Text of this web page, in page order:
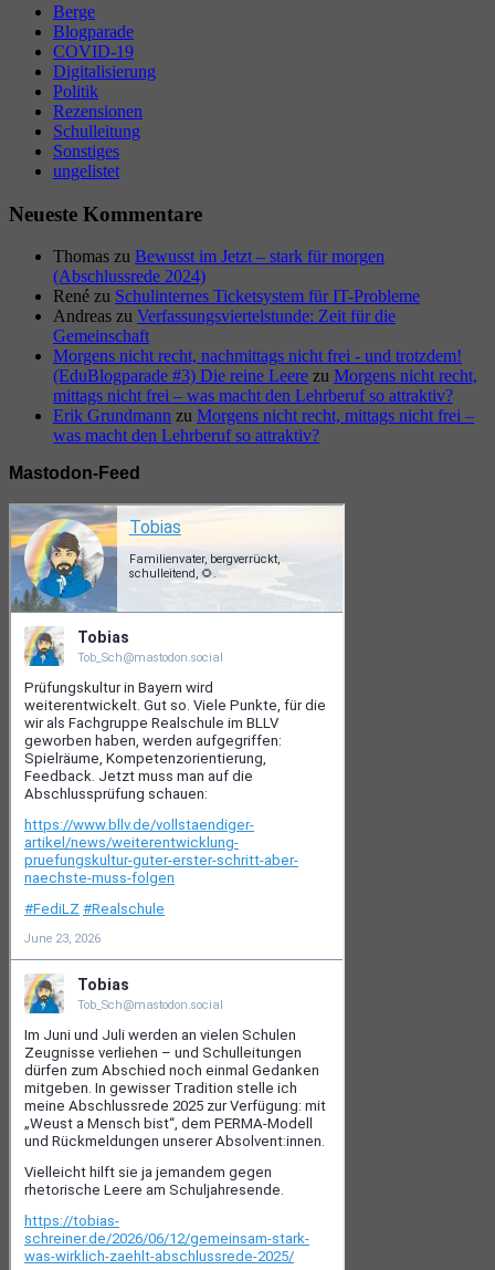
Berge
Blogparade
COVID-19
Digitalisierung
Politik
Rezensionen
Schulleitung
Sonstiges
ungelistet
Neueste Kommentare
Thomas zu Bewusst im Jetzt – stark für morgen
(Abschlussrede 2024)
René zu Schulinternes Ticketsystem für IT-Probleme
Andreas zu Verfassungsviertelstunde: Zeit für die
Gemeinschaft
Morgens nicht recht, nachmittags nicht frei - und trotzdem!
(EduBlogparade #3) Die reine Leere zu Morgens nicht recht,
mittags nicht frei – was macht den Lehrberuf so attraktiv?
Erik Grundmann zu Morgens nicht recht, mittags nicht frei –
was macht den Lehrberuf so attraktiv?
Mastodon-Feed